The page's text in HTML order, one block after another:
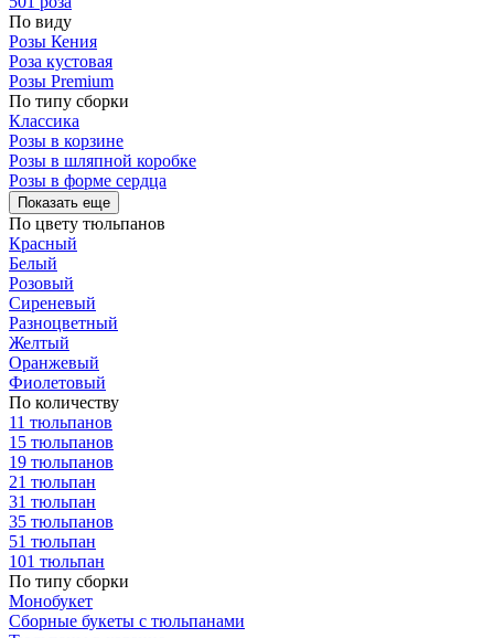
По виду
Розы Кения
Роза кустовая
Розы Premium
По типу сборки
Классика
Розы в корзине
Розы в шляпной коробке
Розы в форме сердца
Показать еще
По цвету тюльпанов
Красный
Белый
Розовый
Сиреневый
Разноцветный
Желтый
Оранжевый
Фиолетовый
По количеству
11 тюльпанов
15 тюльпанов
19 тюльпанов
21 тюльпан
31 тюльпан
35 тюльпанов
51 тюльпан
101 тюльпан
По типу сборки
Монобукет
Сборные букеты с тюльпанами